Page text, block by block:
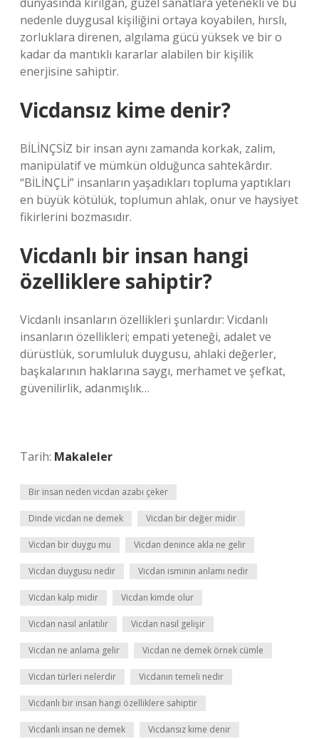
nedenle duygusal kişiliğini ortaya koyabilen, hırslı,
zorluklara direnen, algılama gücü yüksek ve bir o
kadar da mantıklı kararlar alabilen bir kişilik
enerjisine sahiptir.
Vicdansız kime denir?
BİLİNÇSİZ bir insan aynı zamanda korkak, zalim,
manipülatif ve mümkün olduğunca sahtekârdır.
“BİLİNÇLİ” insanların yaşadıkları topluma yaptıkları
en büyük kötülük, toplumun ahlak, onur ve haysiyet
fikirlerini bozmasıdır.
Vicdanlı bir insan hangi
özelliklere sahiptir?
Vicdanlı insanların özellikleri şunlardır: Vicdanlı
insanların özellikleri; empati yeteneği, adalet ve
dürüstlük, sorumluluk duygusu, ahlaki değerler,
başkalarının haklarına saygı, merhamet ve şefkat,
güvenilirlik, adanmışlık…
Tarih: Makaleler
Bir insan neden vicdan azabı çeker
Dinde vicdan ne demek Vicdan bir değer midir
Vicdan bir duygu mu Vicdan denince akla ne gelir
Vicdan duygusu nedir Vicdan isminin anlamı nedir
Vicdan kalp midir Vicdan kimde olur
Vicdan nasıl anlatılır Vicdan nasıl gelişir
Vicdan ne anlama gelir Vicdan ne demek örnek cümle
Vicdan türleri nelerdir Vicdanın temeli nedir
Vicdanlı bir insan hangi özelliklere sahiptir
Vicdanlı insan ne demek Vicdansız kime denir